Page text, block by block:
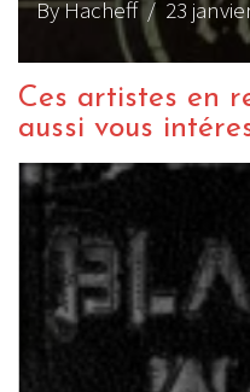
By Hacheff/ 23
Ces artistes en
aussi vous